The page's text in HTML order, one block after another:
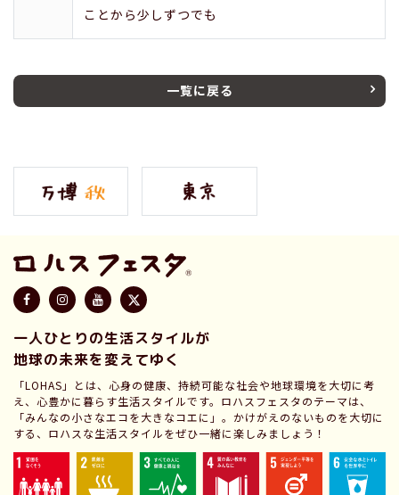
ことから少しずつでも
一覧に戻る
一人ひとりの生活スタイルが
地球の未来を変えてゆく
「LOHAS」とは、心身の健康、持続可能な社会や地球環境を大切に考
え、心豊かに暮らす生活スタイルです。ロハスフェスタのテーマは、
「みんなの小さなエコを大きなコエに」。かけがえのないものを大切に
する、ロハスな生活スタイルをぜひ一緒に楽しみましょう！